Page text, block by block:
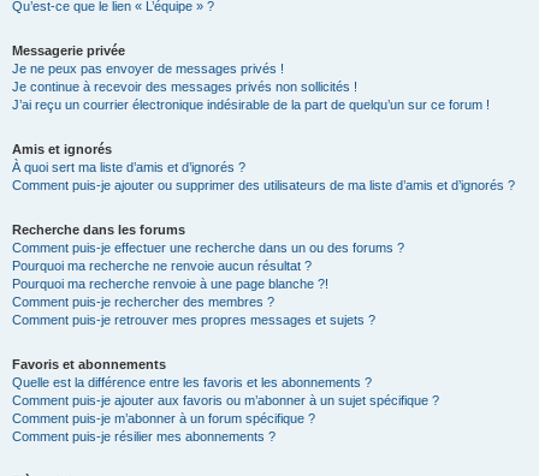
Qu’est-ce que le lien « L’équipe » ?
Messagerie privée
Je ne peux pas envoyer de messages privés !
Je continue à recevoir des messages privés non sollicités !
J’ai reçu un courrier électronique indésirable de la part de quelqu’un sur ce forum !
Amis et ignorés
À quoi sert ma liste d’amis et d’ignorés ?
Comment puis-je ajouter ou supprimer des utilisateurs de ma liste d’amis et d’ignorés ?
Recherche dans les forums
Comment puis-je effectuer une recherche dans un ou des forums ?
Pourquoi ma recherche ne renvoie aucun résultat ?
Pourquoi ma recherche renvoie à une page blanche ?!
Comment puis-je rechercher des membres ?
Comment puis-je retrouver mes propres messages et sujets ?
Favoris et abonnements
Quelle est la différence entre les favoris et les abonnements ?
Comment puis-je ajouter aux favoris ou m’abonner à un sujet spécifique ?
Comment puis-je m’abonner à un forum spécifique ?
Comment puis-je résilier mes abonnements ?